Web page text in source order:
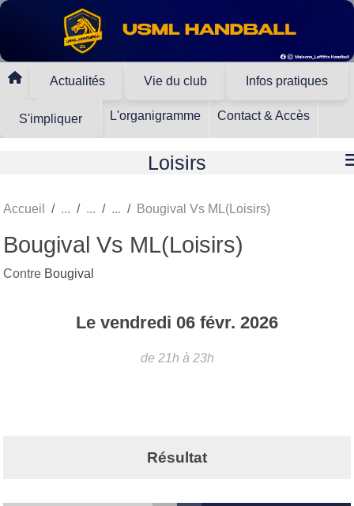
Actualités Vie du club Infos pratiques
S'impliquer L'organigramme Contact & Accès
Loisirs
Accueil Bougival Vs ML(Loisirs)
Bougival Vs ML(Loisirs)
Contre Bougival
Le vendredi 06 févr. 2026
de 21h à 23h
Résultat
Panneau de gestion des cookies